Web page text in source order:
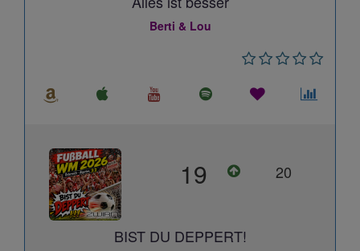
Berti & Lou
19 20
BIST DU DEPPERT!